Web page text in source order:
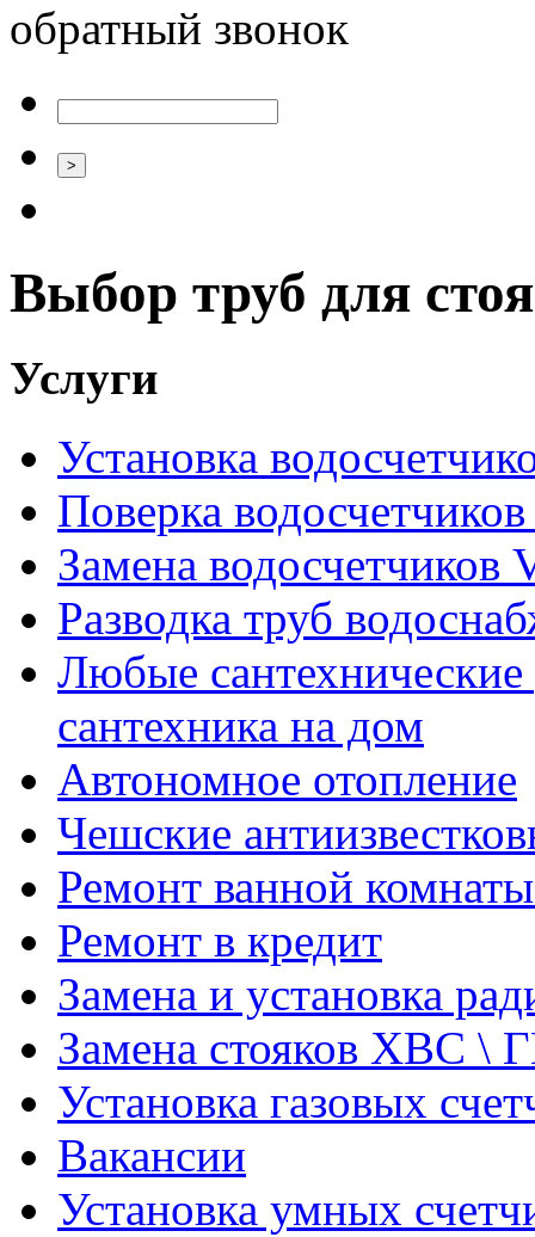
обратный звонок
Выбор труб для
Услуги
Установка
Поверка водосчетчиков
Замена
Разводка труб
Любые
сантехника на дом
Автономное отопление
Чешские
Ремонт ванной
Ремонт в кредит
Замена и установка
Замена стояков ХВС \
Установка газовых
Вакансии
Установка умных